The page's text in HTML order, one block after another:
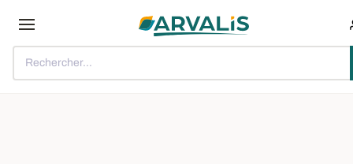
Rechercher...